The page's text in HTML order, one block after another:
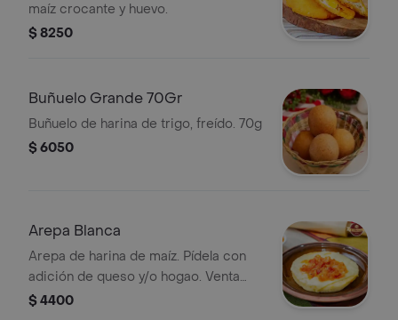
maíz crocante y huevo.
$ 8250
Buñuelo Grande 70Gr
Buñuelo de harina de trigo, freído. 70g
$ 6050
Arepa Blanca
Arepa de harina de maíz. Pídela con
adición de queso y/o hogao. Venta
por unidad
$ 4400